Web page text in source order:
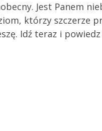
Jest Panem
którzy szczerze
Idź teraz i